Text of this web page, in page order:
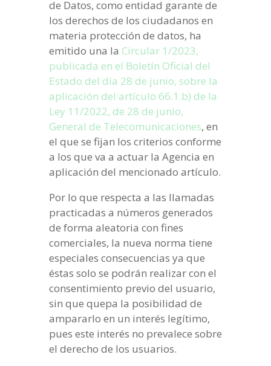
de Datos, como entidad garante de
los derechos de los ciudadanos en
materia protección de datos, ha
emitido una la Circular 1/2023,
publicada en el Boletín Oficial del
Estado del día 28 de junio, sobre la
aplicación del artículo 66.1.b) de la
Ley 11/2022, de 28 de junio,
General de Telecomunicaciones, en
el que se fijan los criterios conforme
a los que va a actuar la Agencia en
aplicación del mencionado artículo.
Por lo que respecta a las llamadas
practicadas a números generados
de forma aleatoria con fines
comerciales, la nueva norma tiene
especiales consecuencias ya que
éstas solo se podrán realizar con el
consentimiento previo del usuario,
sin que quepa la posibilidad de
ampararlo en un interés legítimo,
pues este interés no prevalece sobre
el derecho de los usuarios.